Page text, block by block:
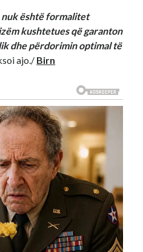
është formalitet
kushtetues që garanton
dhe përdorimin optimal të
ajo./ Birn